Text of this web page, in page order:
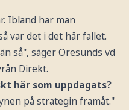
Ibland har man
var det i det här fallet.
så", säger Öresunds vd
Direkt.
här som uppdagats?
på strategin framåt."